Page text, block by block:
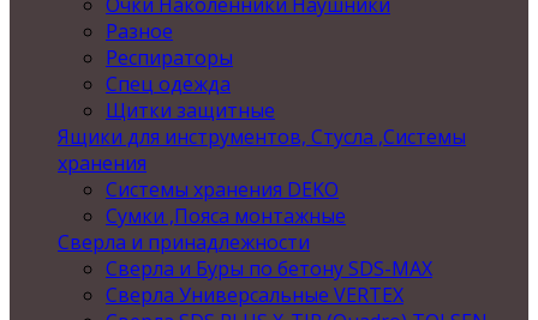
Разное
Респираторы
Спец одежда
Щитки защитные
Ящики для инструментов, Стусла ,Системы
хранения
Системы хранения DEKO
Сумки ,Пояса монтажные
Сверла и принадлежности
Сверла и Буры по бетону SDS-MAX
Сверла Универсальные VERTEX